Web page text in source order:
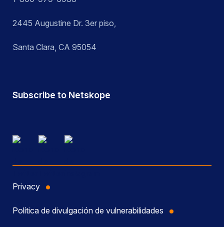
2445 Augustine Dr. 3er piso,
Santa Clara, CA 95054
Subscribe to Netskope
Privacy
Política de divulgación de vulnerabilidades